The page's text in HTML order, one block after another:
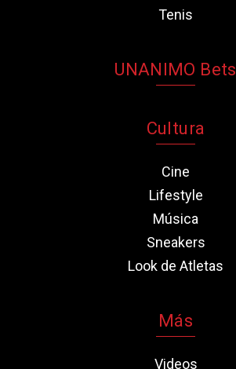
Tenis
UNANIMO Bets
Cultura
Cine
Lifestyle
Música
Sneakers
Look de Atletas
Más
Videos